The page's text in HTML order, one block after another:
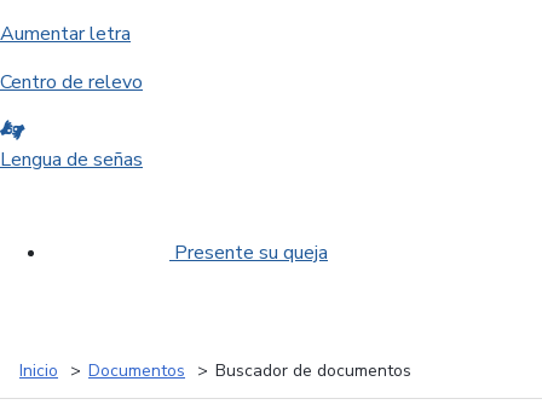
Aumentar letra
Centro de relevo
Lengua de señas
Presente su queja
Inicio Documentos Buscador de documentos